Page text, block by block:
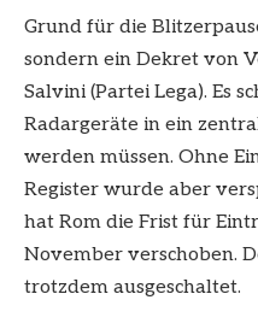
Grund für die
sondern ein Dekret von
Salvini (Partei Lega). Es
Radargeräte in ein
werden müssen. Ohne
Register wurde aber
hat Rom die Frist für
November verschoben.
trotzdem ausgeschaltet.